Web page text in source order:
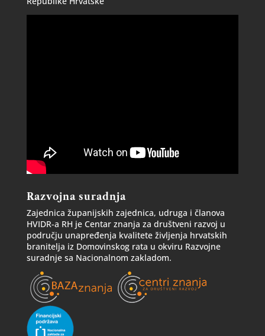
Razvojna suradnja
Zajednica županijskih zajednica, udruga i članova
HVIDR-a RH je Centar znanja za društveni razvoj u
području unapređenja kvalitete življenja hrvatskih
branitelja iz Domovinskog rata u okviru Razvojne
suradnje sa Nacionalnom zakladom.